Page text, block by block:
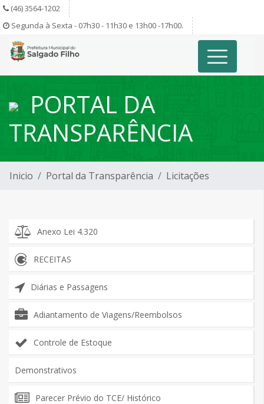
(46) 3564-1202
Segunda à Sexta - 07h30 - 11h30 e 13h00 -17h00.
PORTAL DA
TRANSPARÊNCIA
Inicio Portal da Transparência Licitações
Anexo Lei 4.320
RECEITAS
Diárias e Passagens
Adiantamento de Viagens/Reembolsos
Controle de Estoque
Demonstrativos
Parecer Prévio do TCE/ Histórico